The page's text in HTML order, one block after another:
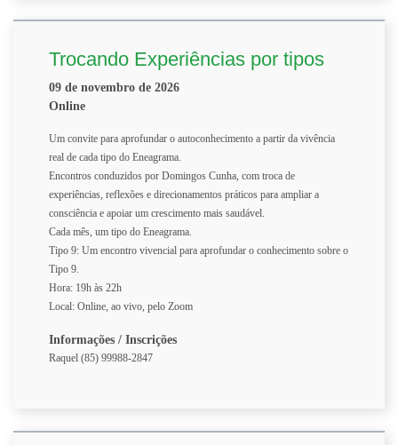
Trocando Experiências por tipos
09 de novembro de 2026
Online
Um convite para aprofundar o autoconhecimento a partir da vivência
real de cada tipo do Eneagrama.
Encontros conduzidos por Domingos Cunha, com troca de
experiências, reflexões e direcionamentos práticos para ampliar a
consciência e apoiar um crescimento mais saudável.
Cada mês, um tipo do Eneagrama.
Tipo 9: Um encontro vivencial para aprofundar o conhecimento sobre o
Tipo 9.
Hora: 19h às 22h
Local: Online, ao vivo, pelo Zoom
Informações / Inscrições
Raquel (85) 99988-2847